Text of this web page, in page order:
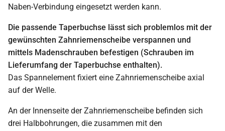
Naben-Verbindung eingesetzt werden kann.
Die passende Taperbuchse lässt sich problemlos mit der
gewünschten Zahnriemenscheibe verspannen und
mittels Madenschrauben befestigen (Schrauben im
Lieferumfang der Taperbuchse enthalten).
Das Spannelement fixiert eine Zahnriemenscheibe axial
auf der Welle.
An der Innenseite der Zahnriemenscheibe befinden sich
drei Halbbohrungen, die zusammen mit den